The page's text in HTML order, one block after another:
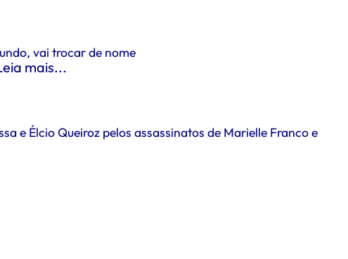
vai trocar de nome
mais...
e Élcio Queiroz pelos assassinatos de Marielle Franco e